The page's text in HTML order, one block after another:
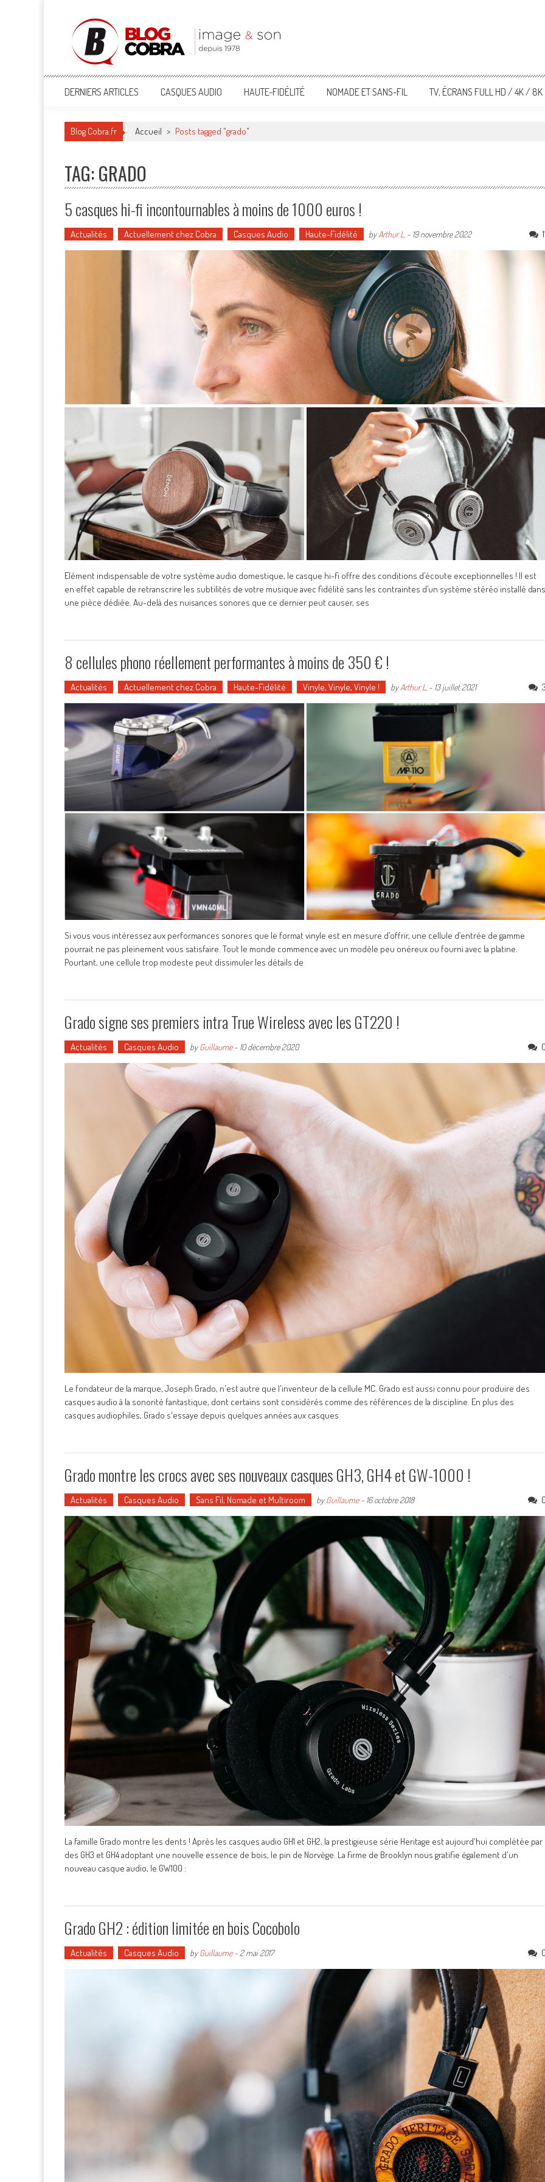
Blog Cobra
Toute l'actu Image & Son !
DERNIERS ARTICLES CASQUES AUDIO HAUTE-FIDÉLITÉ NOMADE ET SANS-FIL TV, ÉCRANS FULL HD / 4K / 8K
Blog Cobra.fr Accueil > Posts tagged "grado"
TAG: GRADO
5 casques hi-fi incontournables à moins de 1000 euros !
Actualités Actuellement chez Cobra Casques Audio Haute-Fidélité byArthur L. - 19 novembre 2022
Elément indispensable de votre système audio domestique, le casque hi-fi offre des conditions d’écoute exceptionnelles ! Il est
en effet capable de retranscrire les subtilités de votre musique avec fidélité sans les contraintes d’un système stéréo installé dans
une pièce dédiée. Au-delà des nuisances sonores que ce dernier peut causer, ses
8 cellules phono réellement performantes à moins de 350 € !
Actualités Actuellement chez Cobra Haute-Fidélité Vinyle, Vinyle, Vinyle ! byArthur L. - 13 juillet 2021
Si vous vous intéressez aux performances sonores que le format vinyle est en mesure d’offrir, une cellule d’entrée de gamme
pourrait ne pas pleinement vous satisfaire. Tout le monde commence avec un modèle peu onéreux ou fourni avec la platine.
Pourtant, une cellule trop modeste peut dissimuler les détails de
Grado signe ses premiers intra True Wireless avec les GT220 !
Actualités Casques Audio byGuillaume- 10 décembre 2020
Le fondateur de la marque, Joseph Grado, n'est autre que l'inventeur de la cellule MC. Grado est aussi connu pour produire des
casques audio à la sonorité fantastique, dont certains sont considérés comme des références de la discipline. En plus des
casques audiophiles, Grado s'essaye depuis quelques années aux casques
Grado montre les crocs avec ses nouveaux casques GH3, GH4 et GW-1000 !
Actualités Casques Audio Sans Fil, Nomade et Multiroom byGuillaume- 16 octobre 2018
La famille Grado montre les dents ! Après les casques audio GH1 et GH2, la prestigieuse série Heritage est aujourd'hui complétée par
des GH3 et GH4 adoptant une nouvelle essence de bois, le pin de Norvège. La firme de Brooklyn nous gratifie également d'un
nouveau casque audio, le GW100 :
Grado GH2 : édition limitée en bois Cocobolo
Actualités Casques Audio byGuillaume- 2 mai 2017